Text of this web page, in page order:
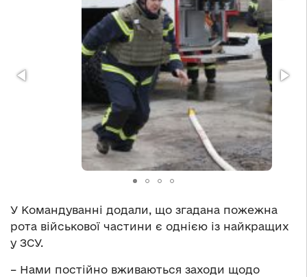
У Командуванні додали, що згадана пожежна
рота військової частини є однією із найкращих
у ЗСУ.
– Нами постійно вживаються заходи щодо